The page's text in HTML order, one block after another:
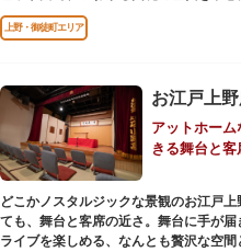
に勇気と感動を与えました。
上野・御徒町エリア
お江戸上
アットホー
きる舞台と
どこかノスタルジックな景観のお江戸
ても、舞台と客席の近さ。舞台に手が
ライブを楽しめる、なんとも贅沢な空間